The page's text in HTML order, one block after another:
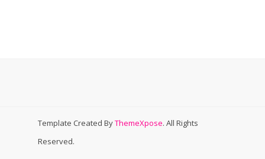
Template Created ByThemeXpose. All Rights
Reserved.